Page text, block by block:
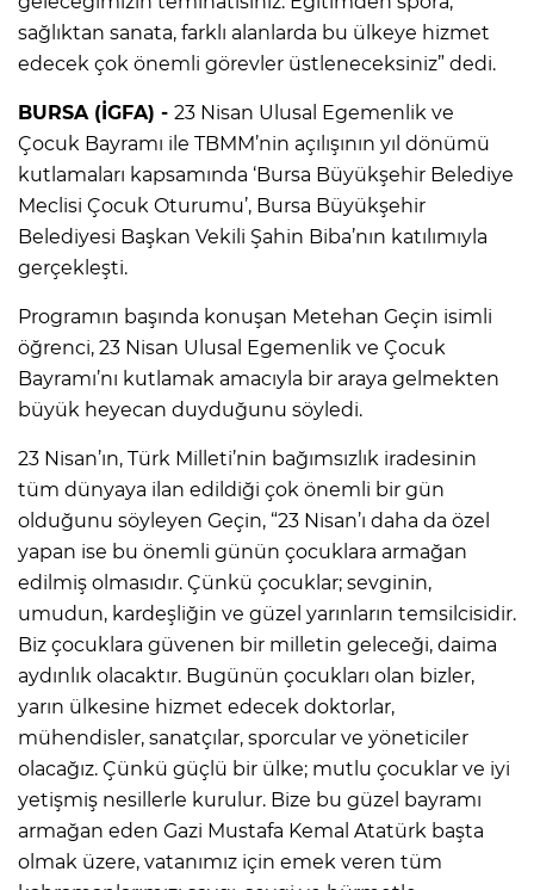
sağlıktan sanata, farklı alanlarda bu ülkeye hizmet
edecek çok önemli görevler üstleneceksiniz” dedi.
BURSA (İGFA) - 23 Nisan Ulusal Egemenlik ve
Çocuk Bayramı ile TBMM’nin açılışının yıl dönümü
kutlamaları kapsamında ‘Bursa Büyükşehir Belediye
Meclisi Çocuk Oturumu’, Bursa Büyükşehir
Belediyesi Başkan Vekili Şahin Biba’nın katılımıyla
gerçekleşti.
Programın başında konuşan Metehan Geçin isimli
öğrenci, 23 Nisan Ulusal Egemenlik ve Çocuk
Bayramı’nı kutlamak amacıyla bir araya gelmekten
büyük heyecan duyduğunu söyledi.
23 Nisan’ın, Türk Milleti’nin bağımsızlık iradesinin
tüm dünyaya ilan edildiği çok önemli bir gün
olduğunu söyleyen Geçin, “23 Nisan’ı daha da özel
yapan ise bu önemli günün çocuklara armağan
edilmiş olmasıdır. Çünkü çocuklar; sevginin,
umudun, kardeşliğin ve güzel yarınların temsilcisidir.
Biz çocuklara güvenen bir milletin geleceği, daima
aydınlık olacaktır. Bugünün çocukları olan bizler,
yarın ülkesine hizmet edecek doktorlar,
mühendisler, sanatçılar, sporcular ve yöneticiler
olacağız. Çünkü güçlü bir ülke; mutlu çocuklar ve iyi
yetişmiş nesillerle kurulur. Bize bu güzel bayramı
armağan eden Gazi Mustafa Kemal Atatürk başta
olmak üzere, vatanımız için emek veren tüm